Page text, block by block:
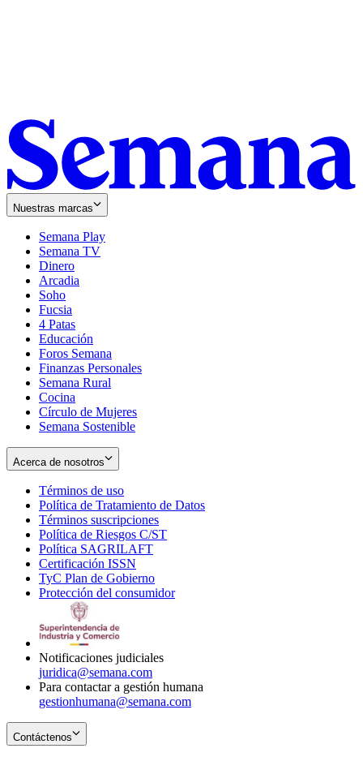
Nuestras marcas
Semana Play
Semana TV
Dinero
Arcadia
Soho
in
new
window
Fucsia
in
new
window
4 Patas
Educación
Foros Semana
Finanzas Personales
Semana Rural
Cocina
Círculo de Mujeres
Semana Sostenible
Acerca de nosotros
Términos de uso
in
new
window
Política de Tratamiento de Datos
Términos suscripciones
in
Política de Riesgos C/ST
Política SAGRILAFT
new
window
Certificación ISSN
in
new
TyC Plan de Gobierno
in
Protección del consumidorOpens
Notificaciones judiciales
juridica@semana.com
Para contactar a gestión humana
gestionhumana@semana.com
Contáctenos